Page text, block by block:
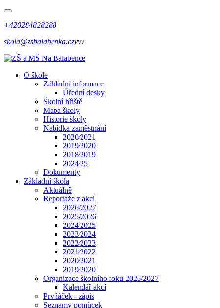
+420284828288
skola@zsbalabenka.czvvv
O škole
Základní informace
Úřední desky
Školní hřiště
Mapa školy
Historie školy
Nabídka zaměstnání
2020⁄2021
2019⁄2020
2018⁄2019
2024⁄25
Dokumenty
Základní škola
Aktuálně
Reportáže z akcí
2026/2027
2025/2026
2024⁄2025
2023⁄2024
2022⁄2023
2021⁄2022
2020⁄2021
2019⁄2020
Organizace školního roku 2026/2027
Kalendář akcí
Prvňáček - zápis
Seznamy pomůcek